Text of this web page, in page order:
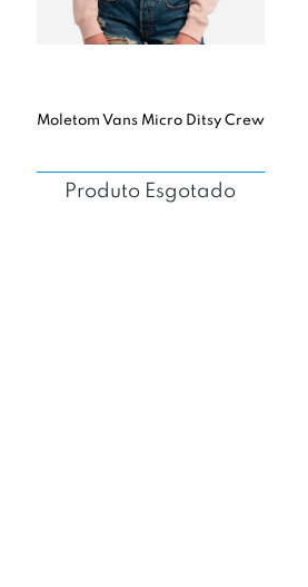
Moletom Vans Micro Ditsy Crew
Produto Esgotado